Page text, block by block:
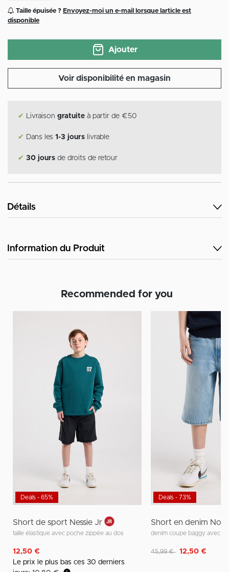
Taille épuisée ? Envoyez-moi un e-mail lorsque larticle est
disponible
Ajouter
Voir disponibilité en magasin
✔ Livraison gratuite à partir de €50
✔ Dans les 1-3 jours livrable
✔ 30 jours de droits de retour
Détails
Information du Produit
Recommended for you
Deals - 65%
Short de sport Nessie Jr
taille élastique avec poche zippée au dos
12,50 €
Le prix le plus bas ces 30 derniers
Deals - 73%
Short en denim
denim coupe baggy avec
Remise de
45,99 € 12,50 €